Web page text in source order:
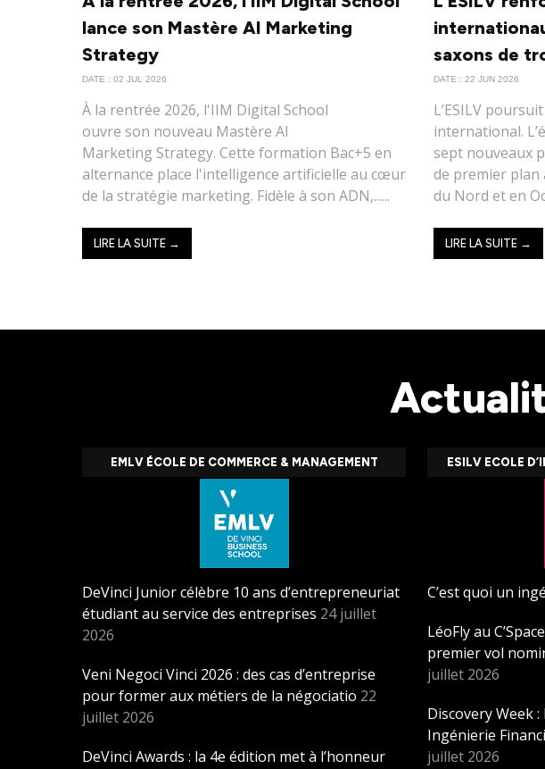
lance son Mastère AI Marketing
Strategy
DATE : 02 JUL 2026
À la rentrée 2026, l'IIM Digital School
ouvre son nouveau Mastère AI
Marketing Strategy. Cette formation Bac+5 en
alternance place l'intelligence artificielle au cœur
de la stratégie marketing. Fidèle à son ADN,......
LIRE LA SUITE →
saxons de
DATE : 22 JUN 2026
L’ESILV
international.
sept nouveaux
de premier plan
du Nord et en
LIRE LA SUITE →
EMLV ÉCOLE DE COMMERCE & MANAGEMENT
DeVinci Junior célèbre 10 ans d’entrepreneuriat
étudiant au service des entreprises 24 juillet
2026
Veni Negoci Vinci 2026 : des cas d’entreprise
pour former aux métiers de la négociatio 22
juillet 2026
DeVinci Awards : la 4e édition met à l’honneur
ESILV ECOLE
C’est quoi un
LéoFly au
premier vol
juillet 2026
Discovery Week
Ingénierie
juillet 2026